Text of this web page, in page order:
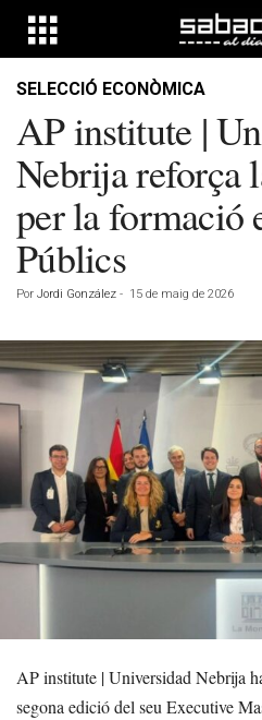
SELECCIÓ ECONÒMICA
AP institute |
Nebrija reforça
per la formació
Públics
Por Jordi González - 15 de maig de 2026
AP institute | Universidad Nebrija
segona edició del seu Executive